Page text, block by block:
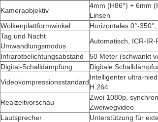
Kameraobjektiv
4mm (H86°) + 6mm
Linsen
Wolkenplattformwinkel
Horizontales 0°-
Tag und Nacht
Umwandlungsmodus
Automatisch, ICR-IR-
Infrarotbelichtungsabstand
50 Meter (schwankt
Digital-Schalldämpfung
Digitale
Videokompressionsstandard
Intelligenter ultra-
H.264
Realzeitvorschau
Zwei 1080p,
Zweiwegvideo
Lautsprecher
Unterstützung für